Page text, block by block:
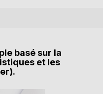
basé sur la
et les